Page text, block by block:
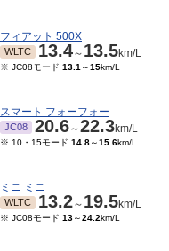
フィアット 500X
WLTC 13.4～ 13.5km/L
※ JC08モード 13.1 ～15km/L
スマート フォーフォー
JC08 20.6～22.3km/L
※ 10・15モード 14.8～15.6km/L
ミニ ミニ
WLTC 13.2～ 19.5km/L
※ JC08モード 13～24.2km/L